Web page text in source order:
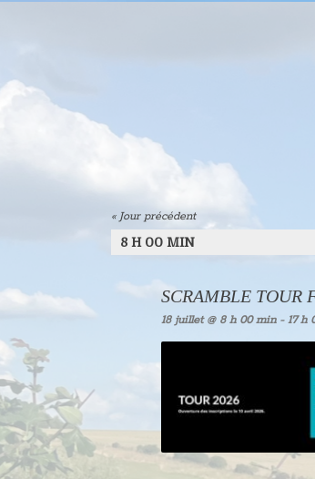
«Jour précédent
8 H 00 MIN
SCRAMBLE TOUR
18 juillet @ 8 h 00 min- 17 h